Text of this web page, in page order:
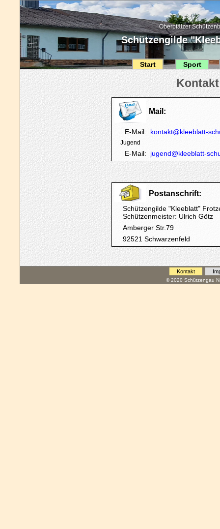
Oberpfälzer
Schützengilde
Start Sport
Mail:
E-Mail: kontakt@kleeblatt-
Jugend
E-Mail: jugend@kleeblatt-
Postanschrift:
Schützengilde "Kleeblatt"
Schützenmeister: Ulrich Götz
Amberger Str.79
92521 Schwarzenfeld
Kontakt
© 2020 Schützengau